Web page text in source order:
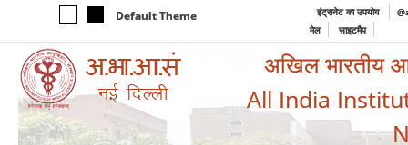
Default Theme इंट्रानेट का उपयोग
मेल
साइटमैप
अखिल भारतीय
All India